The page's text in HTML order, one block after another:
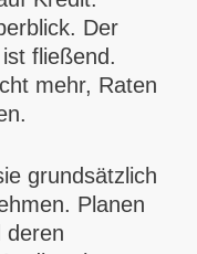
Der
fließend.
mehr, Raten
grundsätzlich
Planen
deren